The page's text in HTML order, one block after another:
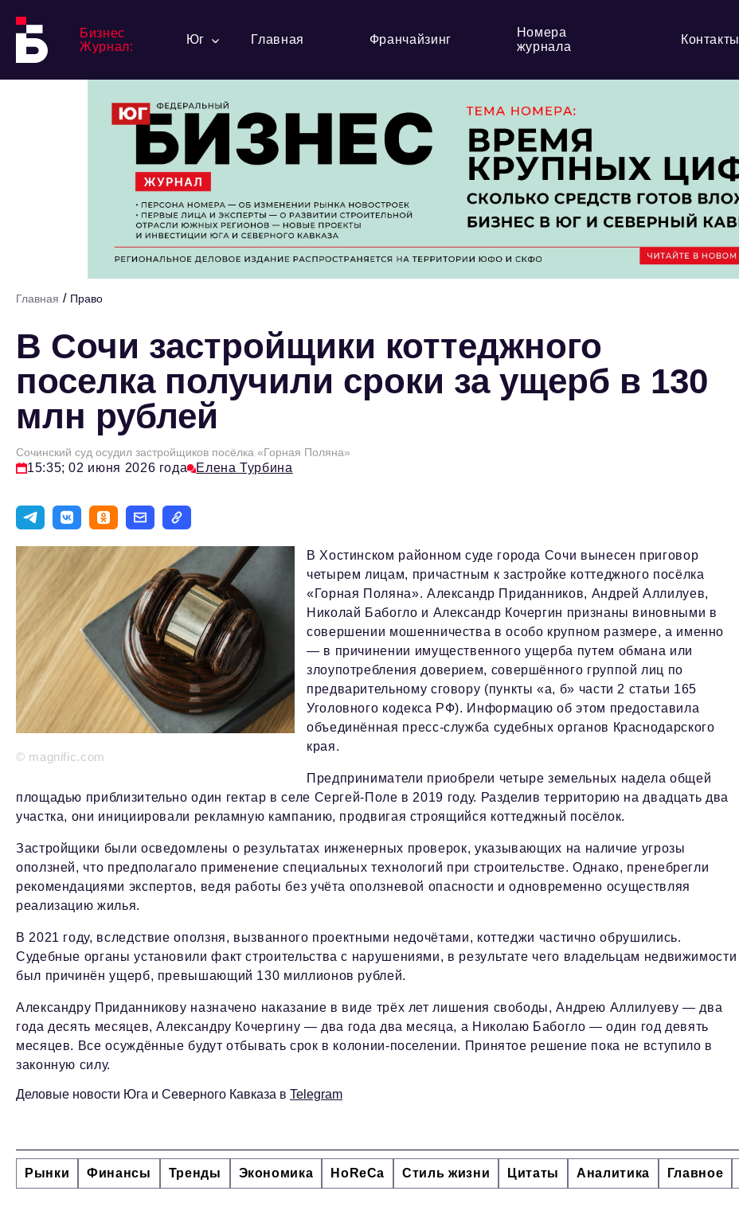
Бизнес
Журнал:
Юг Главная Франчайзинг
Номера
журнала
Контакты
Главная / Право
В Сочи застройщики коттеджного
поселка получили сроки за ущерб в 130
млн рублей
Сочинский суд осудил застройщиков посёлка «Горная Поляна»
15:35; 02 июня 2026 года Елена Турбина
© magnific.com
В Хостинском районном суде города Сочи вынесен приговор
четырем лицам, причастным к застройке коттеджного посёлка
«Горная Поляна». Александр Приданников, Андрей Аллилуев,
Николай Бабогло и Александр Кочергин признаны виновными в
совершении мошенничества в особо крупном размере, а именно
— в причинении имущественного ущерба путем обмана или
злоупотребления доверием, совершённого группой лиц по
предварительному сговору (пункты «а, б» части 2 статьи 165
Уголовного кодекса РФ). Информацию об этом предоставила
объединённая пресс-служба судебных органов Краснодарского
края.
Предприниматели приобрели четыре земельных надела общей
площадью приблизительно один гектар в селе Сергей-Поле в 2019 году. Разделив территорию на двадцать два
участка, они инициировали рекламную кампанию, продвигая строящийся коттеджный посёлок.
Застройщики были осведомлены о результатах инженерных проверок, указывающих на наличие угрозы
оползней, что предполагало применение специальных технологий при строительстве. Однако, пренебрегли
рекомендациями экспертов, ведя работы без учёта оползневой опасности и одновременно осуществляя
реализацию жилья.
В 2021 году, вследствие оползня, вызванного проектными недочётами, коттеджи частично обрушились.
Судебные органы установили факт строительства с нарушениями, в результате чего владельцам недвижимости
был причинён ущерб, превышающий 130 миллионов рублей.
Александру Приданникову назначено наказание в виде трёх лет лишения свободы, Андрею Аллилуеву — два
года десять месяцев, Александру Кочергину — два года два месяца, а Николаю Бабогло — один год девять
месяцев. Все осуждённые будут отбывать срок в колонии-поселении. Принятое решение пока не вступило в
законную силу.
Деловые новости Юга и Северного Кавказа в Telegram
Рынки Финансы Тренды Экономика HoReCa Стиль жизни Цитаты Аналитика Главное